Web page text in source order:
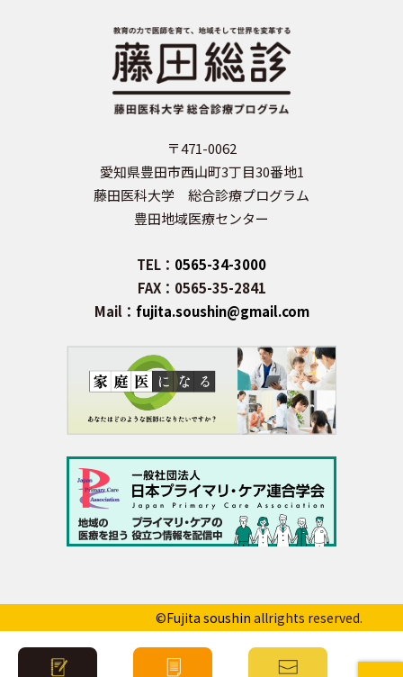
〒471-0062
愛知県豊田市西山町3丁目30番地1
藤田医科大学 総合診療プログラム
豊田地域医療センター
TEL： 0565-34-3000
FAX：0565-35-2841
Mail： fujita.soushin@gmail.com
©Fujita soushin allrights reserved.